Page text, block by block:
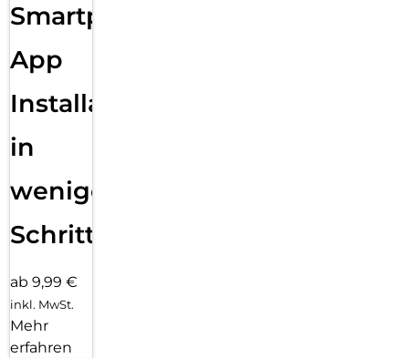
Smartphone
App
Installation
in
wenigen
Schritten
ab 9,99 €
inkl. MwSt.
Mehr
erfahren